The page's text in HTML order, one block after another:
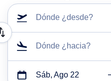
Dónde ¿desde?
Dónde ¿hacia?
Sáb, Ago 22